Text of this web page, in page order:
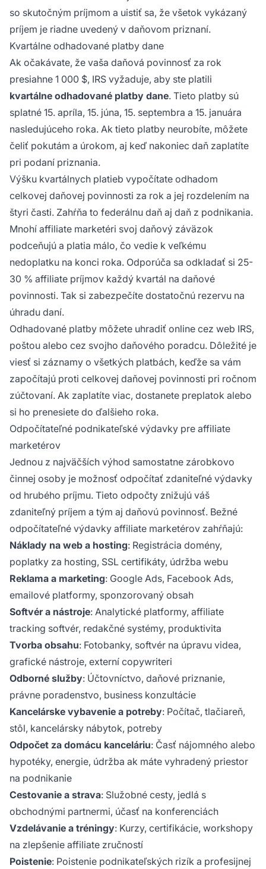
so skutočným príjmom a uistiť sa, že všetok vykázaný
príjem je riadne uvedený v daňovom priznaní.
Kvartálne odhadované platby dane
Ak očakávate, že vaša daňová povinnosť za rok
presiahne 1 000 $, IRS vyžaduje, aby ste platili
kvartálne odhadované platby dane. Tieto platby sú
splatné 15. apríla, 15. júna, 15. septembra a 15. januára
nasledujúceho roka. Ak tieto platby neurobíte, môžete
čeliť pokutám a úrokom, aj keď nakoniec daň zaplatíte
pri podaní priznania.
Výšku kvartálnych platieb vypočítate odhadom
celkovej daňovej povinnosti za rok a jej rozdelením na
štyri časti. Zahŕňa to federálnu daň aj daň z podnikania.
Mnohí affiliate marketéri svoj daňový záväzok
podceňujú a platia málo, čo vedie k veľkému
nedoplatku na konci roka. Odporúča sa odkladať si 25-
30 % affiliate príjmov každý kvartál na daňové
povinnosti. Tak si zabezpečíte dostatočnú rezervu na
úhradu daní.
Odhadované platby môžete uhradiť online cez web IRS,
poštou alebo cez svojho daňového poradcu. Dôležité je
viesť si záznamy o všetkých platbách, keďže sa vám
započítajú proti celkovej daňovej povinnosti pri ročnom
zúčtovaní. Ak zaplatíte viac, dostanete preplatok alebo
si ho prenesiete do ďalšieho roka.
Odpočítateľné podnikateľské výdavky pre affiliate
marketérov
Jednou z najväčších výhod samostatne zárobkovo
činnej osoby je možnosť odpočítať zdaniteľné výdavky
od hrubého príjmu. Tieto odpočty znižujú váš
zdaniteľný príjem a tým aj daňovú povinnosť. Bežné
odpočítateľné výdavky affiliate marketérov zahŕňajú:
Náklady na web a hosting: Registrácia domény,
poplatky za hosting, SSL certifikáty, údržba webu
Reklama a marketing: Google Ads, Facebook Ads,
emailové platformy, sponzorovaný obsah
Softvér a nástroje: Analytické platformy, affiliate
tracking softvér, redakčné systémy, produktivita
Tvorba obsahu: Fotobanky, softvér na úpravu videa,
grafické nástroje, externí copywriteri
Odborné služby: Účtovníctvo, daňové priznanie,
právne poradenstvo, business konzultácie
Kancelárske vybavenie a potreby: Počítač, tlačiareň,
stôl, kancelársky nábytok, potreby
Odpočet za domácu kanceláriu: Časť nájomného alebo
hypotéky, energie, údržba ak máte vyhradený priestor
na podnikanie
Cestovanie a strava: Služobné cesty, jedlá s
obchodnými partnermi, účasť na konferenciách
Vzdelávanie a tréningy: Kurzy, certifikácie, workshopy
na zlepšenie affiliate zručností
Poistenie: Poistenie podnikateľských rizík a profesijnej